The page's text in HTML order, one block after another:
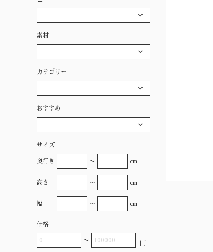
素材
カテゴリー
おすすめ
サイズ
奥行き 〜 cm
高さ 〜 cm
幅 〜 cm
価格
〜 円